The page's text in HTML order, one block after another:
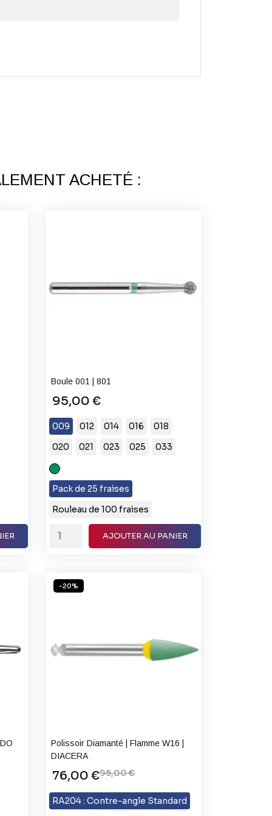
ACHETÉ :
Boule 001 | 801
95,00 €
009 012 014 016
018
020
021 023 025 033
C
(Gros
Grain)
Pack de 25 fraises
Rouleau de 100 fraises
AJOUTER AU PANIER
Polissoir Diamanté | Flamme W16 |
DIACERA
76,00 €95,00 €
RA204 : Contre-angle Standard
-20%